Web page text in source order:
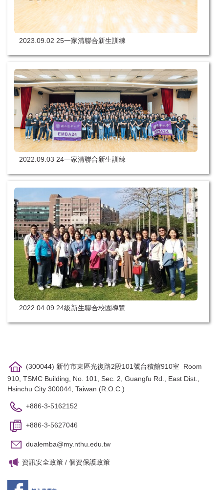
2023.09.02 25一家清聯合新生訓練
2022.09.03 24一家清聯合新生訓練
2022.04.09 24級新生聯合校園導覽
(300044) 新竹市東區光復路2段101號台積館910室 Room
910, TSMC Building, No. 101, Sec. 2, Guangfu Rd., East Dist.,
Hsinchu City 300044, Taiwan (R.O.C.)
+886-3-5162152
+886-3-5627046
dualemba@my.nthu.edu.tw
資訊安全政策 / 個資保護政策